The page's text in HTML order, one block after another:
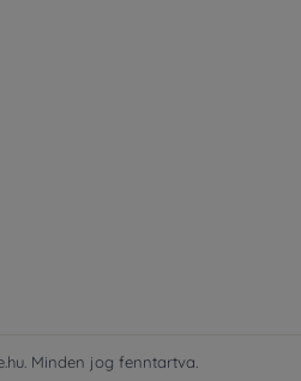
Minden jog fenntartva.